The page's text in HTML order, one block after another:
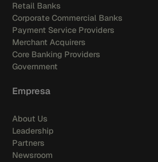
Retail Banks
Corporate Commercial Banks
Payment Service Providers
Merchant Acquirers
Core Banking Providers
Government
Empresa
About Us
Leadership
Partners
Newsroom